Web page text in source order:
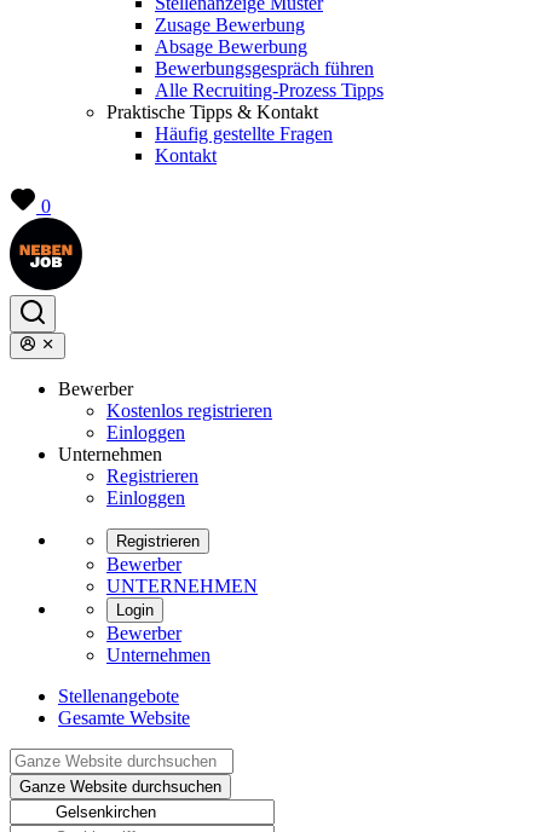
Zusage Bewerbung
Absage Bewerbung
Bewerbungsgespräch führen
Alle Recruiting-Prozess Tipps
Praktische Tipps & Kontakt
Häufig gestellte Fragen
Kontakt
0
Bewerber
Kostenlos registrieren
Einloggen
Unternehmen
Registrieren
Einloggen
Registrieren
Bewerber
UNTERNEHMEN
Login
Bewerber
Unternehmen
Stellenangebote
Gesamte Website